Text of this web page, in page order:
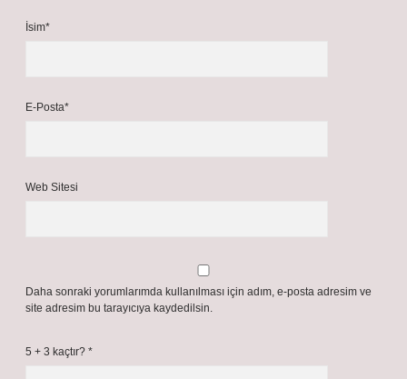
İsim*
E-Posta*
Web Sitesi
Daha sonraki yorumlarımda kullanılması için adım, e-posta adresim ve
site adresim bu tarayıcıya kaydedilsin.
5 + 3 kaçtır? *